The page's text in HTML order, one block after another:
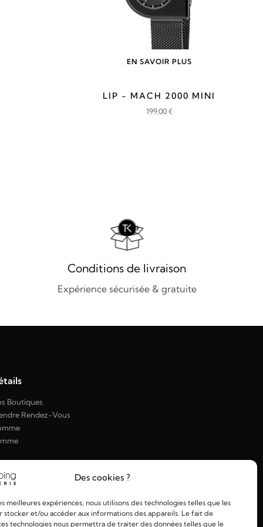
Des cookies ?
meilleures expériences, nous utilisons des technologies telles que les
stocker et/ou accéder aux informations des appareils. Le fait de
technologies nous permettra de traiter des données telles que le
EN SAVOIR PLUS
LIP - MACH 2000 MINI
199,00€
Conditions de livraison
Expérience sécurisée & gratuite
Boutiques
Rendez-Vous